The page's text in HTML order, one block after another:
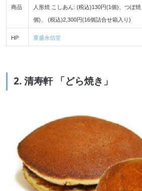
商品 人形焼 こしあん: (税込)130円(1個)、つぼ
個)、 (税込)2,300円(16個詰合せ箱入り)
HP 重盛永信堂
2. 清寿軒 「どら焼き」